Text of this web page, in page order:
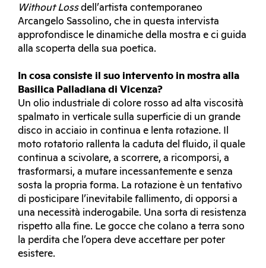
Without Lossdell’artista contemporaneo
Arcangelo Sassolino, che in questa intervista
approfondisce le dinamiche della mostra e ci guida
alla scoperta della sua poetica.
In cosa consiste il suo intervento in mostra alla
Basilica Palladiana di Vicenza?
Un olio industriale di colore rosso ad alta viscosità
spalmato in verticale sulla superficie di un grande
disco in acciaio in continua e lenta rotazione. Il
moto rotatorio rallenta la caduta del fluido, il quale
continua a scivolare, a scorrere, a ricomporsi, a
trasformarsi, a mutare incessantemente e senza
sosta la propria forma. La rotazione è un tentativo
di posticipare l’inevitabile fallimento, di opporsi a
una necessità inderogabile. Una sorta di resistenza
rispetto alla fine. Le gocce che colano a terra sono
la perdita che l’opera deve accettare per poter
esistere.